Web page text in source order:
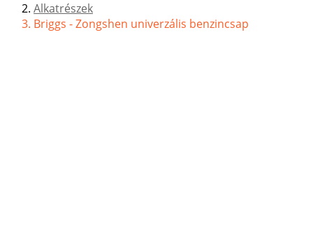
Alkatrészek
Briggs - Zongshen univerzális benzincsap